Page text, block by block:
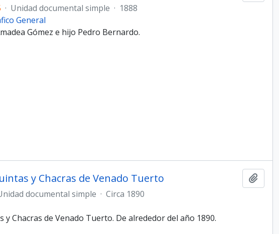
· Unidad documental simple · 1888
General
Gómez e hijo Pedro Bernardo.
y Chacras de Venado Tuerto
documental simple · Circa 1890
y Chacras de Venado Tuerto. De alrededor del año 1890.